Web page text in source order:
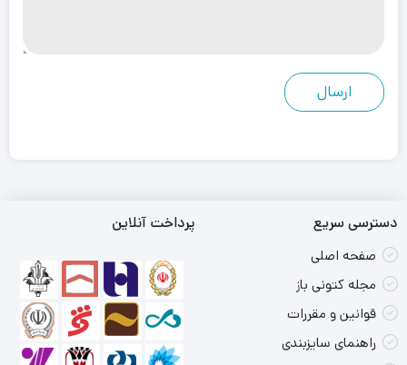
دسترسی سریع
صفحه اصلی
مجله کتونی باز
قوانین و مقررات
راهنمای سایزبندی
پرداخت آنلاین